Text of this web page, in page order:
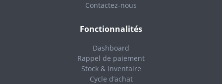
Contactez-nous
Fonctionnalités
Dashboard
Rappel de paiement
Stock & inventaire
Cycle d’achat